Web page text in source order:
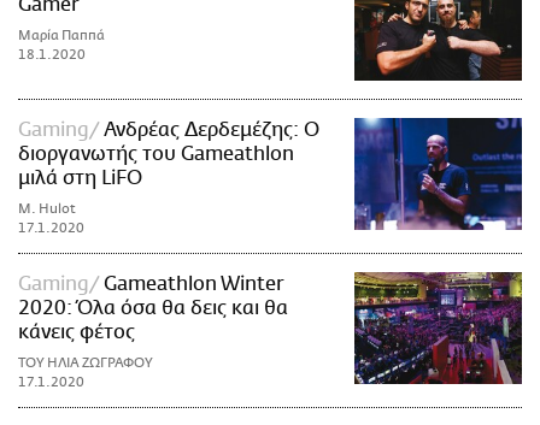
Gamer
Μαρία Παππά
18.1.2020
Gaming
Ανδρέας Δερδεμέζης: Ο
διοργανωτής του Gameathlon
μιλά στη LiFO
M. Hulot
17.1.2020
Gaming
Gameathlon Winter
2020: Όλα όσα θα δεις και θα
κάνεις φέτος
ΤΟΥ ΗΛΙΑ ΖΩΓΡΑΦΟΥ
17.1.2020